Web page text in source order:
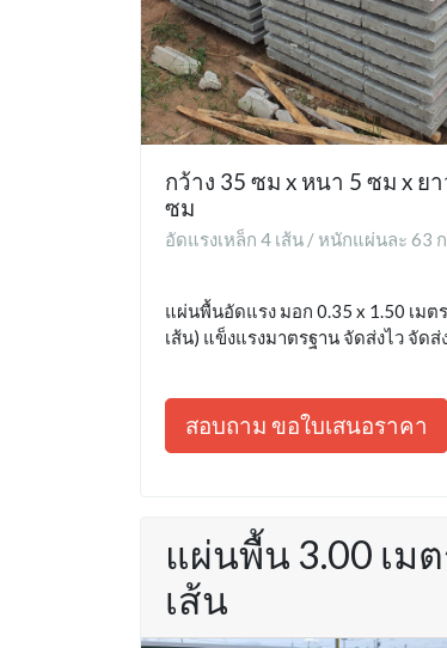
กว้าง 35 ซม x หนา 5 ซม x ย
ซม
อัดแรงเหล็ก 4 เส้น / หนักแผ่นละ 63
แผ่นพื้นอัดแรง มอก 0.35 x 1.50 เมต
เส้น) แข็งแรงมาตรฐาน จัดส่งไว จัดส่
สอบถาม ขอใบเสนอราคา
แผ่นพื้น 3.00 เมต
เส้น